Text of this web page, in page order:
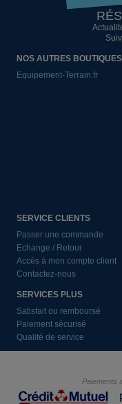
NOS AUTRES BOUTIQUES
Equipement-Terrain.fr
SERVICE CLIENTS
Passer une commande
Echange / Retour
Accès à mon compte client
Contactez-nous
SERVICES PLUS
Satisfait ou remboursé
Paiement sécurisé
Qualité de service
Paiements